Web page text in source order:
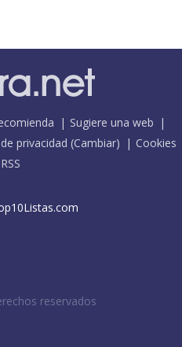
Sugiere una web
privacidad (Cambiar)
Cookies
RSS
reservados